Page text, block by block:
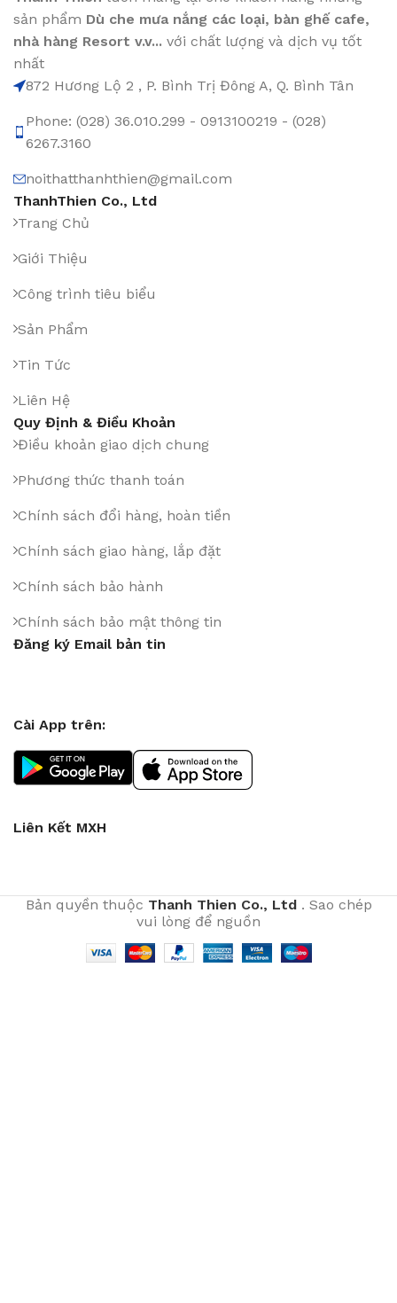
sản phẩm Dù che mưa nắng các loại, bàn ghế cafe,
nhà hàng Resort v.v... với chất lượng và dịch vụ tốt
nhất
872 Hương Lộ 2 , P. Bình Trị Đông A, Q. Bình Tân
Phone: (028) 36.010.299 - 0913100219 - (028)
6267.3160
noithatthanhthien@gmail.com
ThanhThien Co., Ltd
Trang Chủ
Giới Thiệu
Công trình tiêu biểu
Sản Phẩm
Tin Tức
Liên Hệ
Quy Định & Điều Khoản
Điều khoản giao dịch chung
Phương thức thanh toán
Chính sách đổi hàng, hoàn tiền
Chính sách giao hàng, lắp đặt
Chính sách bảo hành
Chính sách bảo mật thông tin
Đăng ký Email bản tin
Cài App trên:
Liên Kết MXH
Bản quyền thuộc Thanh Thien Co., Ltd. Sao chép
vui lòng để nguồn